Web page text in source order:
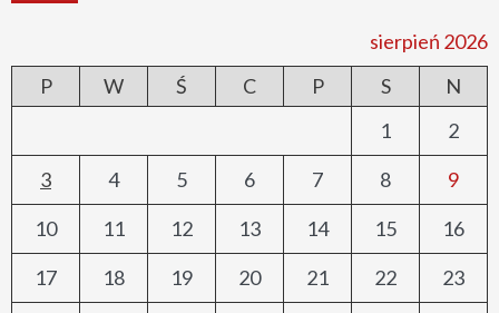
sierpień 2026
P
W Ś C P S
N
1
2
3
4 5 6 7 8
9
10
11 12 13 14 15
16
17
18 19 20 21 22
23